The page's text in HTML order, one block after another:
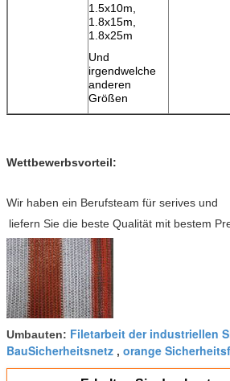
1.5x10m,
1.8x15m,
1.8x25m
Und
irgendwelche
anderen
Größen
Wettbewerbsvorteil:
Wir haben ein Berufsteam für serives und
liefern Sie die beste Qualität mit bestem
Umbauten: Filetarbeit der industriellen
BauSicherheitsnetz , orange